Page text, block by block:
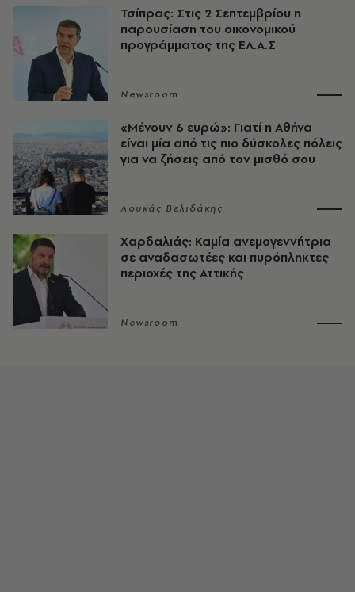
Τσίπρας: Στις 2 Σεπτεμβρίου η
παρουσίαση του οικονομικού
προγράμματος της ΕΛ.Α.Σ
Newsroom
«Μένουν 6 ευρώ»: Γιατί η Αθήνα
είναι μία από τις πιο δύσκολες πόλεις
για να ζήσεις από τον μισθό σου
Λουκάς Βελιδάκης
Χαρδαλιάς: Καμία ανεμογεννήτρια
σε αναδασωτέες και πυρόπληκτες
περιοχές της Αττικής
Newsroom